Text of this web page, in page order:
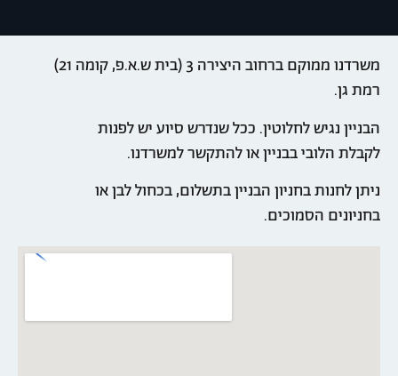
משרדנו ממוקם ברחוב היצירה 3 (בית ש.א.פ, קומה 21)
רמת גן.
הבניין נגיש לחלוטין. ככל שנדרש סיוע יש לפנות
לקבלת הלובי בבניין או להתקשר למשרדנו.
ניתן לחנות בחניון הבניין בתשלום, בכחול לבן או
בחניונים הסמוכים.